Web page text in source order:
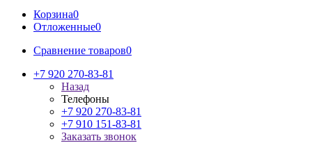
Корзина0
Отложенные0
Сравнение товаров0
+7 920 270-83-81
Назад
Телефоны
+7 920 270-83-81
+7 910 151-83-81
Заказать звонок